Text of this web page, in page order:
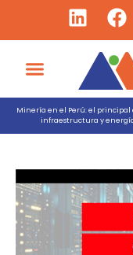
Minería en el Perú: el
infraestructura y